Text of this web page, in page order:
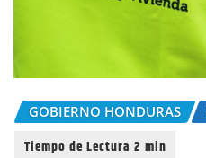
GOBIERNO HONDURAS